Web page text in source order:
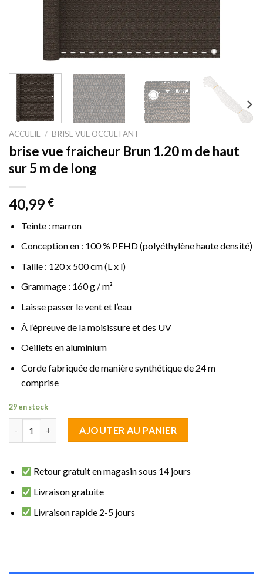
ACCUEIL / BRISE VUE OCCULTANT
brise vue fraicheur Brun 1.20 m de haut
sur 5 m de long
40,99 €
Teinte : marron
Conception en : 100 % PEHD (polyéthylène haute densité)
Taille : 120 x 500 cm (L x l)
Grammage : 160 g / m²
Laisse passer le vent et l’eau
À l’épreuve de la moisissure et des UV
Oeillets en aluminium
Corde fabriquée de manière synthétique de 24 m
comprise
29 en stock
quantité de brise vue fraicheur Brun 1.20 m de haut sur 5 m de
AJOUTER AU PANIER
Retour gratuit en magasin sous 14 jours
Livraison gratuite
Livraison rapide 2-5 jours